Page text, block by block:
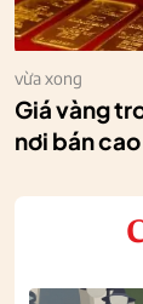
vừa xong
Giá vàng
nơi bán